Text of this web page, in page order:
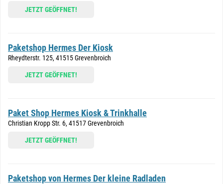
JETZT GEÖFFNET!
Paketshop Hermes Der Kiosk
Rheydterstr. 125, 41515 Grevenbroich
JETZT GEÖFFNET!
Paket Shop Hermes Kiosk & Trinkhalle
Christian Kropp Str. 6, 41517 Grevenbroich
JETZT GEÖFFNET!
Paketshop von Hermes Der kleine Radladen